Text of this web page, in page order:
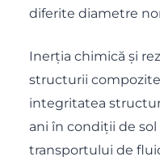
diferite diametre
Inerția chimică și
structurii
integritatea
ani în condiții de
transportului de